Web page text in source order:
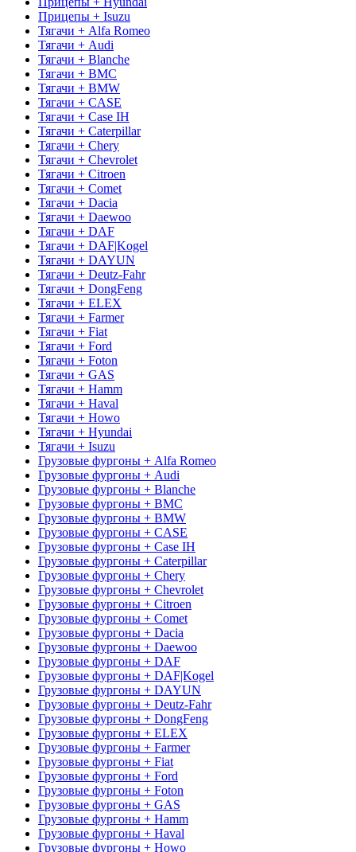
Прицепы + Isuzu
Тягачи + Alfa Romeo
Тягачи + Audi
Тягачи + Blanche
Тягачи + BMC
Тягачи + BMW
Тягачи + CASE
Тягачи + Case IH
Тягачи + Caterpillar
Тягачи + Chery
Тягачи + Chevrolet
Тягачи + Citroen
Тягачи + Comet
Тягачи + Dacia
Тягачи + Daewoo
Тягачи + DAF
Тягачи + DAF|Kogel
Тягачи + DAYUN
Тягачи + Deutz-Fahr
Тягачи + DongFeng
Тягачи + ELEX
Тягачи + Farmer
Тягачи + Fiat
Тягачи + Ford
Тягачи + Foton
Тягачи + GAS
Тягачи + Hamm
Тягачи + Haval
Тягачи + Howo
Тягачи + Hyundai
Тягачи + Isuzu
Грузовые фургоны + Alfa Romeo
Грузовые фургоны + Audi
Грузовые фургоны + Blanche
Грузовые фургоны + BMC
Грузовые фургоны + BMW
Грузовые фургоны + CASE
Грузовые фургоны + Case IH
Грузовые фургоны + Caterpillar
Грузовые фургоны + Chery
Грузовые фургоны + Chevrolet
Грузовые фургоны + Citroen
Грузовые фургоны + Comet
Грузовые фургоны + Dacia
Грузовые фургоны + Daewoo
Грузовые фургоны + DAF
Грузовые фургоны + DAF|Kogel
Грузовые фургоны + DAYUN
Грузовые фургоны + Deutz-Fahr
Грузовые фургоны + DongFeng
Грузовые фургоны + ELEX
Грузовые фургоны + Farmer
Грузовые фургоны + Fiat
Грузовые фургоны + Ford
Грузовые фургоны + Foton
Грузовые фургоны + GAS
Грузовые фургоны + Hamm
Грузовые фургоны + Haval
Грузовые фургоны + Howo